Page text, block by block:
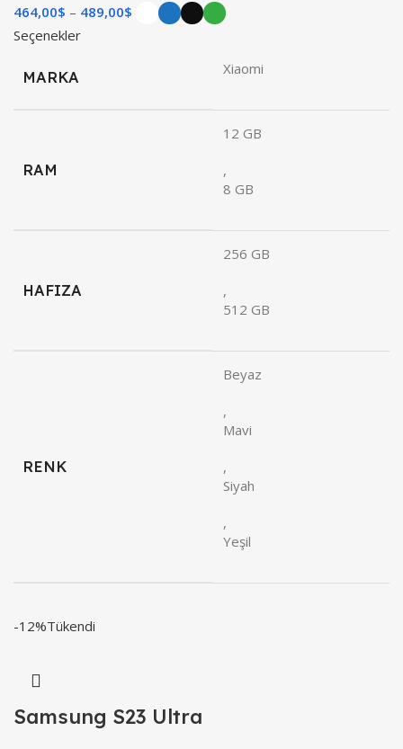
464,00$ 489,00$
Seçenekler
MARKA Xiaomi
RAM
12 GB
,
8 GB
HAFIZA
256 GB
,
512 GB
RENK
Beyaz
,
Mavi
,
Siyah
,
Yeşil
-12%Tükendi
Samsung S23 Ultra